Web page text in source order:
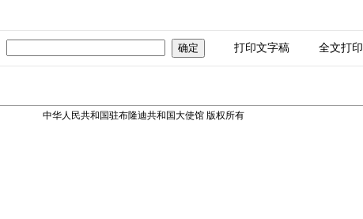
打印文字稿 全文打印
中华人民共和国驻布隆迪共和国大使馆 版权所有